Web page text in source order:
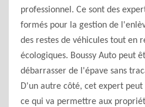
professionnel. Ce sont des
formés pour la gestion de
des restes de véhicules tout en
écologiques. Boussy Auto peut
débarrasser de l'épave sans
D'un autre côté, cet expert
ce qui va permettre aux